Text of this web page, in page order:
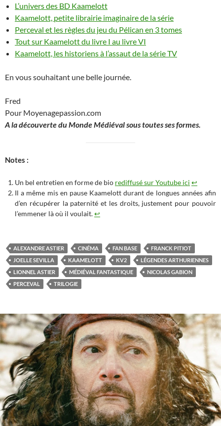
L’univers des BD Kaamelott
Kaamelott, petite librairie imaginaire de la série
Perceval et les règles du jeu du Pélican en 3 tomes
Tout sur Kaamelott du livre I au livre VI
Kaamelott, les historiens à l’assaut de la série TV
En vous souhaitant une belle journée.
Fred
Pour Moyenagepassion.com
A la découverte du Monde Médiéval sous toutes ses formes.
Notes :
Un bel entretien en forme de bio rediffusé sur Youtube ici ↩︎
Il a même mis en pause Kaamelott durant de longues années afin
d’en récupérer la paternité et les droits, justement pour pouvoir
l’emmener là où il voulait.↩︎
ALEXANDRE ASTIER CINÉMA FAN BASE
FRANCK PITIOT
JOELLE SEVILLA
KAAMELOTT KV2
LÉGENDES ARTHURIENNES
LIONNEL ASTIER
MÉDIÉVAL FANTASTIQUE
NICOLAS GABION
PERCEVAL
TRILOGIE